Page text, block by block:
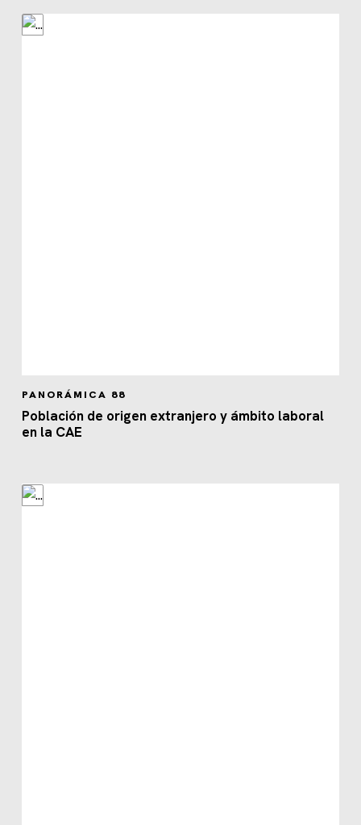
PANORÁMICA 88
Población de origen extranjero y ámbito laboral
en la CAE